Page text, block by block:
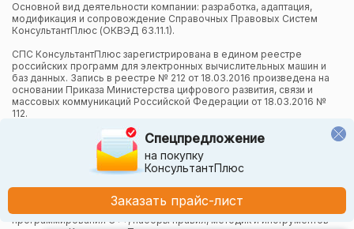
Основной вид деятельности компании: разработка, адаптация,
модификация и сопровождение Справочных Правовых Систем
КонсультантПлюс (ОКВЭД 63.11.1).
СПС КонсультантПлюс зарегистрирована в едином реестре
российских программ для электронных вычислительных машин и
баз данных. Запись в реестре № 212 от 18.03.2016 произведена на
основании Приказа Министерства цифрового развития, связи и
массовых коммуникаций Российской Федерации от 18.03.2016 №
112.
Компания осуществляет также и другие виды деятельности в
области информационных технологий.
Компания в рамках осуществления деятельности в области
информационных технологий (адаптация и модификация Систем
КонсультантПлюс) использует язык программирования Python,
СУБД, относящуюся к классу NoSQL-систем на языке
программирования C++, наборы правил, методик и инструментов
Спецпредложение
на покупку
КонсультантПлюс
Заказать прайс-лист